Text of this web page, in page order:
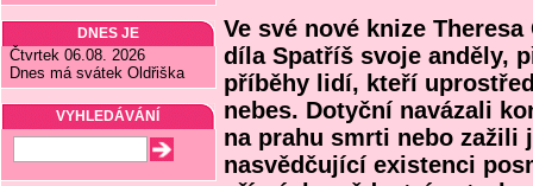
DNES JE
Čtvrtek 06.08. 2026
Dnes má svátek Oldřiška
VYHLEDÁVÁNÍ
Ve své nové knize
díla Spatříš svoje anděly,
příběhy lidí, kteří
nebes. Dotyční navázali
na prahu smrti nebo zažili
nasvědčující existenci